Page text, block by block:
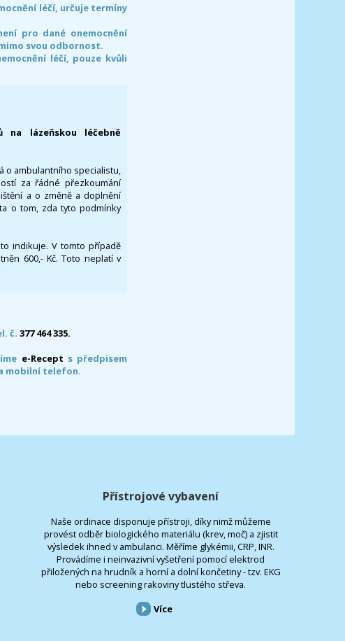
léčí, určuje termíny
pro dané onemocnění
svou odbornost.
léčí, pouze kvůli
na lázeňskou léčebně
o ambulantního specialistu,
za řádné přezkoumání
a o změně a doplnění
o tom, zda tyto podmínky
indikuje. V tomto případě
600,- Kč. Toto neplatí v
č. 377 464 335.
e-Recept s předpisem
mobilní telefon.
Přístrojové vybavení
Naše ordinace disponuje přístroji, díky nimž můžeme
provést odběr biologického materiálu (krev, moč) a zjistit
výsledek ihned v ambulanci. Měříme glykémii, CRP, INR.
Provádíme i neinvazivní vyšetření pomocí elektrod
přiložených na hrudník a horní a dolní končetiny - tzv. EKG
nebo screening rakoviny tlustého střeva.
Více